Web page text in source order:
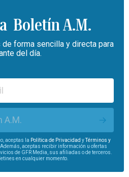
Boletín A.M.
forma sencilla y directa para
del día.
A.M.
aceptas la Política de Privacidad yTérminos y
aceptas recibir información u ofertas
de GFR Media, sus afiliadas o de terceros.
en cualquier momento.